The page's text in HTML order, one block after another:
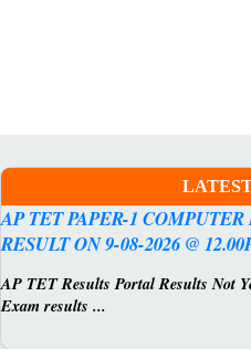
AP TET PAPER-1
RESULT ON 9-08-2026 @
AP TET Results Portal Results Not
Exam results ...